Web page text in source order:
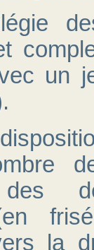
un
des
la